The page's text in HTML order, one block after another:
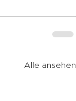
Alle ansehen